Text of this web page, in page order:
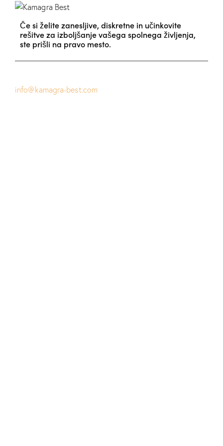
Če si želite zanesljive, diskretne in učinkovite
rešitve za izboljšanje vašega spolnega življenja,
ste prišli na pravo mesto.
info@kamagra-best.com